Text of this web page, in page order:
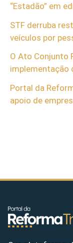
“Estadão” em
STF derruba
veículos por
O Ato Conjunto
implementação
Portal da
apoio de